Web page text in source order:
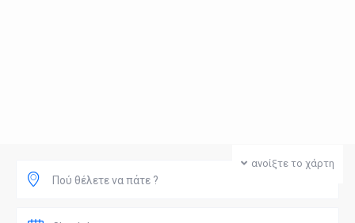
ανοίξτε το χάρτη
Πού θέλετε να πάτε ?